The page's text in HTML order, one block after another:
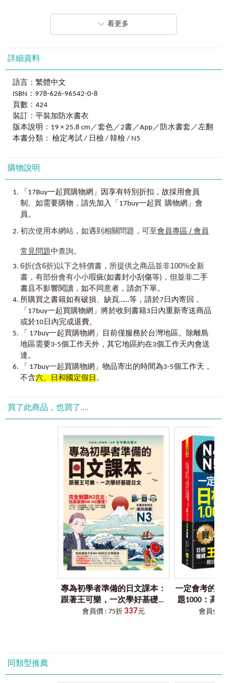
■ 臺日強強聯手，合格保證到手！
由日籍仁平正人老師撰寫題目，並由臺籍Akira老師負責
解析。再加上數名日檢滿分的臺籍教師，與在臺教學經驗豐
水裕美子、濱川真由美、青葉政宗審訂，各路高手齊心合力
點，全面突破！
■ 掌握考題趨勢，破解陷阱盲點！
日文教學經驗豐富的仁平正人老師，完全掌握日檢改制前後
的出題趨勢與試題難度，將日檢必考的題型、主考官常暗埋
的考點、獲得滿分不可少的關鍵，都設計在這6回的日檢N5
■ 題目全面分析，文法逐一講解！
不只要寫題目，還要及時訂正，才能有效學習，全面理解！
解析由對臺灣學生盲點瞭若指掌的Akira老師親自撰寫，除了
基本翻譯，更追加必考關鍵字、逐題文法分析，以及各種有
助於提高正答率、解題速度的祕技補充，等於省下查單字、
翻文法書的時間，練寫試題就能增進實力考高分！
全書邀請專業日籍老師錄製MP3音檔，不僅收錄完整聽力試
式」，讓讀者依照學習情況自由選擇練習方式。
獨家附贈「Youtor App」內含VRP虛擬點讀筆，只要拿起手機
掃描書中QR Code，就能隨時聆聽書中音檔！
・「Youtor App」（內含虛擬點讀筆）讓你不受器材、空間的
限制，隨時隨地聆聽音檔學習！
名師推薦
【日檢權威】王可樂｜王可樂日語創辦人，日文檢定滿分指
導名師。
【考試怪物】凪-NAGI-老師｜臺籍名師，日檢N1滿分。
【猜題怪物】清水裕美子｜輔大日文系助理教授、師大文學
博士、政大國際事務學院博士候補，《新日檢JLPT N3 關鍵
《新日檢JLPT N5 關鍵540題》作者、《新日檢JLPT N4 關鍵
540題》作者、《新日檢JLPT N2 關鍵540題》作者
【怪物講師】洪玉樹｜臺籍名師，《怪物講師教學團隊的
JLPT日檢N5-N1「單字」＋「文法」》作者
日本語能力試驗｜
自1984年開始實施至今全球報名人數超過百萬人的JLPT 日本
語能力試驗，為世界最大規模之日文檢定。不論是想要自我
證明日文實力，或者是計畫到國外進行長短期進修，乃至求
職、加薪、晉升，JLPT 日本語能力試驗都能提供有權威的資
｜N5考試內容｜
【言語知識（文字・語彙）】
寫、前後關係、近義替換四部分，共35題。
【言語知識（文法・讀解）】
測驗內容：考試時間約40分鐘。題目分為句子語法1（語法
中，精確猜中出題方向。
いと、未来の力が発揮できません。ぜひ本書を活用し、問
題の諸形式に慣れると同時に、またできないところはどこ
なのか、自分自身でしっかり掌握してほしいと思います。
また、本書は必ずしも受験者だけのものではありませ
より日本語の基礎をしっかりと確立できるよう、出題の単
語も文型も考慮して作られています。
ぜひ本書を十分活用し、N4の合格を目指すとともに、
日本語の基礎をしっかり確立してほしいと思います。がん
ばってください！
學完初級日語後，以N5為目標的同學應該很多吧。但即
使學完初級日語，如果沒在一定程度上理解N5的出題模式，
就無法發揮本來的實力。希望讀者們能活用這本書，習慣各
種試題模式的同時，能徹底掌握還未能做到的事，理解自身
的實力。
模擬試題答案＋解析》
這本書的單字與句型時，也將這些要素考慮在內。
希望讀者們務必能充分利用這本《怪物講師教學團隊的
JLPT N5日檢6回全真模擬試題答案＋解析》，在N5合格的同
時，打下日文的基礎。請加油！
2022年 吉日 仁平亘
「千里之行，始於足下」一切學問與應用皆從打好基本功
而來。
學、學習者及未驗證之網路資訊「洗腦」下，似已幾成空氣
般「無存在感的存在」？但凡人不可一日無空氣，同理，學
若以骨骼、肌肉比喻日文檢定N5學習範圍：骨骼是50
音、助詞、時態、普通體（常體）／丁寧體（禮貌體）諸變
化；肌肉是生活必備單字、慣用語和基本句型；倘不紮實，
欲直接運用中級程度即屬妄想。試問：骨衰肉殘的人體如何
無論何原因致學習進度緩慢，或您因人生首次參加日檢
信心不足，皆鼓勵有心應考的學生們：「無人比你了解自
己，也無權干涉你的步調。想先考N5、N4？就安心準備！」
循級或跳級，我都支持你的決定，因學習就是光榮！
《怪物講師教學團隊的JLPT N5日檢6回全真模擬試
毫無遺漏地逐題詳細解析，大多題目的四個選項，皆有解釋
「哪個對？為何錯？何時用？」。重視邏輯是我一貫作風：
先簡要點出正確選擇關鍵，次分析錯誤選項原由，最後提供
該題重要生字、句型意義和接續等注意事項。若該題生字以
感謝不求人文化讓我有幸分享十三年多無論實體或線上
的教學經驗，相信本書詳盡解析可成為您應試、鞏固基礎的
看更多
詳細資料
語言：繁體中文
ISBN：978-626-96542-0-8
頁數：424
裝訂：平裝加防水書衣
版本說明：19 × 25.8 cm／套色／2書／App／防水書套／左翻
本書分類： 檢定考試 / 日檢 / 韓檢 / N5
購物說明
「17Buy一起買購物網」因享有特別折扣 ， 故採用會員
制 。 如需要購物 ， 請先加入「17buy一起買 購物網」會
員。
初次使用本網站，如遇到相關問題，可至會員專區 / 會員
常見問題中查詢。
6折(含6折)以下之特價書，所提供之商品並非100%全新
書，有部份會有小小瑕疵(如書封小刮傷等) ， 但並非二手
書且不影響閱讀 ， 如不同意者 ， 請勿下單。
所購買之書籍如有破損、缺頁……等，請於7日內寄回 ，
「17buy一起買購物網」將於收到書籍3日內重新寄送商品
或於10日內完成退費。
「 17buy一起買購物網」目前僅服務於台灣地區。除離島
地區需要3-5個工作天外，其它地區約在3個工作天內會送
達。
「 17buy一起買購物網」物品寄出的時間為3-5個工作天，
不含六、日和國定假日 。
買了此商品，也買了....
專為初學者準備的日文課本：
跟著王可樂，一次學好基礎日
文（1CD＋可樂老師／原田老師
會員價 : 75折 337元
一定會考的
題1000：高
日檢快速過關
會員價 :
同類型推薦